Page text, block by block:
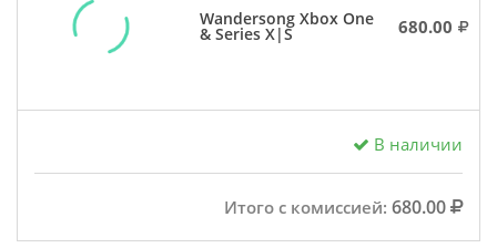
Wandersong Xbox One
& Series X|S 680.00
В наличии
Итого с комиссией: 680.00